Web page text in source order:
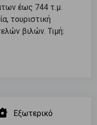
έως 744 τ.μ.
τουριστική
βιλών. Τιμή:
Εξωτερικό